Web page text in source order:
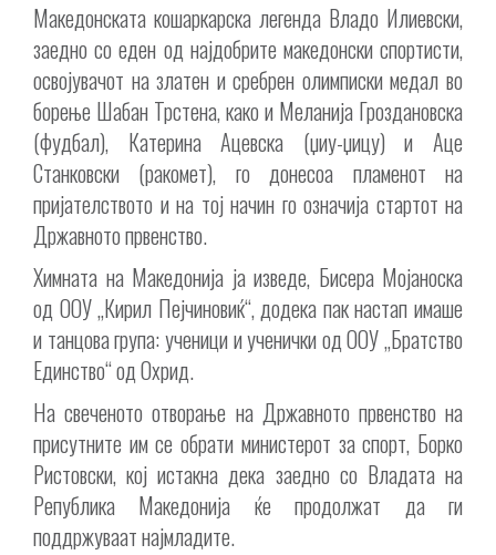
Македонската кошаркарска легенда Владо Илиевски,
заедно со еден од најдобрите македонски спортисти,
освојувачот на златен и сребрен олимписки медал во
борење Шабан Трстена, како и Меланија Гроздановска
(фудбал), Катерина Ацевска (џиу-џицу) и Аце
Станковски (ракомет), го донесоа пламенот на
пријателството и на тој начин го означија стартот на
Државното првенство.
Химната на Македонија ја изведе, Бисера Мојаноска
од ООУ „Кирил Пејчиновиќ“, додека пак настап имаше
и танцова група: ученици и ученички од ООУ „Братство
Единство“ од Охрид.
На свеченото отворање на Државното првенство на
присутните им се обрати министерот за спорт, Борко
Ристовски, кој истакна дека заедно со Владата на
Република Македонија ќе продолжат да ги
поддржуваат најмладите.